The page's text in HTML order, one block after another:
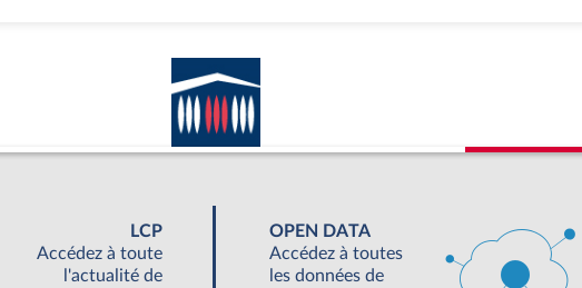
LCP
Accédez à toute
l'actualité de
OPEN DATA
Accédez à toutes
les données de